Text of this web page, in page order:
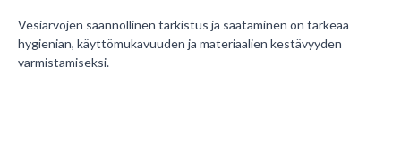
Vesiarvojen säännöllinen tarkistus ja säätäminen on tärkeää
hygienian, käyttömukavuuden ja materiaalien kestävyyden
varmistamiseksi.